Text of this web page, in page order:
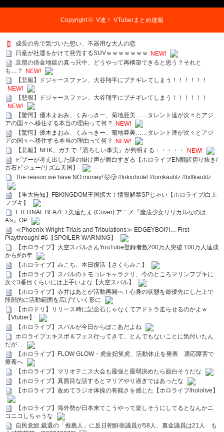
Copyright © V速！ VTuberまとめ速報
成長の先で気づいた想い、不器用な大人の恋
日産が社運をかけて発売するSUVｗｗｗｗｗｗｗ NEW!
旦那の借金地獄の真っ只中、どうやって再構築できると思う？それと
も…？
NEW!
【悲報】ドジャースファン、大谷翔平にブチギレてしまう！！！！！！
NEW!
【悲報】ドジャースファン、大谷翔平にブチギレてしまう！！！！！！
NEW!
【驚愕】優木まおみ、くみっきー、菊地亜美……タレント達が次々とアジ
アの国々へ移住する本当の理由って何？
NEW!
【驚愕】優木まおみ、くみっきー、菊地亜美……タレント達が次々とアジ
アの国々へ移住する本当の理由って何？
NEW!
【悲報】NHK、ガチで『恐ろしい事実』が判明する・・・・・
NEW!
ビブーが考え出した謎の掛け声が面白すぎる【ホロライブEN翻訳切り抜き/
古石ビジュー/リズム天国】
The reason we have NO money! 🤯🥲 #tokiohotel #tomkaulitz #billkaulitz
【重大告知】FBKINGDOM王国拡大！情報解禁SPじゃい【ホロライブ/白上
フブキ】
ETERNAL BLAZE / 久遠たま (Cover) アニメ『魔法少女リリカルなのは
A's』OP
≪Phoenix Wright: Trials and Tribulations≫ EDGEYBOI?!… First
Playthrough! #6【SPOILER WARNING】
【ホロライブ】大空スバルさんYouTube登録者数200万人突破 100万人達成
から約5年
【ホロライブ】みこち、本日復活【さくらみこ】
【ホロライブ】スバルのトモコレキャラクリ、今のところマリンフブキに
次ぐ3番目くらいには上手いよな【大空スバル】
【ホロライブ】赤井はあとが活動再開へ！心身の状態を最優先にした上で
段階的に活動範囲を広げていく形に
【ホロドリ】リリース時に記念石じゃなくてアドトラ走らせるのかよｗ
【Vtuber】
【ホロライブ】スバルが今日からぽこあだよね
ホロライブエキスポ＆フェス行ってきて、とんでもないことに気付いたん
だが…
【ホロライブ】FLOW GLOW・虎金妃笑虎、活動休止を発表 適応障害で
療養へ
【ホロライブ】マリオテニス大会も最強と最弱決めたら面白そうだな
【ホロライブ】真面目な話するとマリアやり過ぎではあったな
【ホロライブ】改めてラジオ体操の有能さを感じた【ホロライブ/hololive】
【ホロライブ】海外勢が日本来てこうやって楽しそうにしてるとなんかニ
コニコしちゃうな
自民党総.裁選の「推薦人」に反日朝鮮壺議員が58人、裏金議員は21人 も